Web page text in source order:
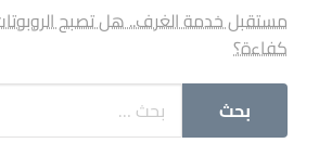
مستقبل خدمة الغرف.. هل تصبح الروبوتات
كفاءة؟